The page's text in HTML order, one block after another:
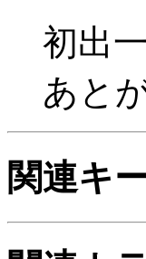
初出
あと
関連キ